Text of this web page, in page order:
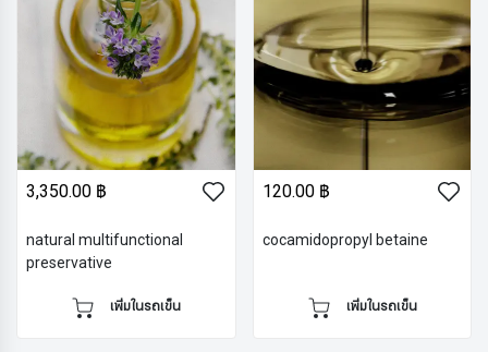
3,350.00 ฿
natural multifunctional
preservative
เพิ่มในรถเข็น
120.00 ฿
cocamidopropyl betaine
เพิ่มในรถเข็น